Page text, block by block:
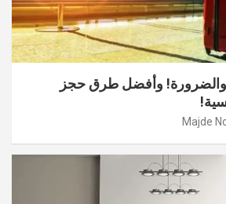
والضرورة! وأفضل طرق حجز
Majde